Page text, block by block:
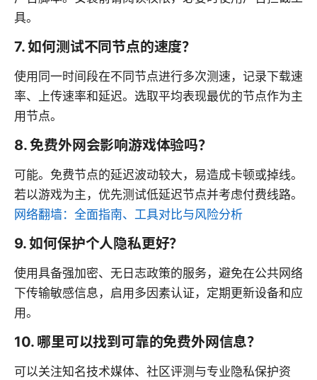
具。
7. 如何测试不同节点的速度？
使用同一时间段在不同节点进行多次测速，记录下载速
率、上传速率和延迟。选取平均表现最优的节点作为主
用节点。
8. 免费外网会影响游戏体验吗？
可能。免费节点的延迟波动较大，易造成卡顿或掉线。
若以游戏为主，优先测试低延迟节点并考虑付费线路。
网络翻墙：全面指南、工具对比与风险分析
9. 如何保护个人隐私更好？
使用具备强加密、无日志政策的服务，避免在公共网络
下传输敏感信息，启用多因素认证，定期更新设备和应
用。
10. 哪里可以找到可靠的免费外网信息？
可以关注知名技术媒体、社区评测与专业隐私保护资